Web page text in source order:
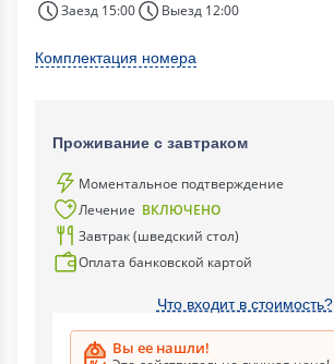
Заезд 15:00
Выезд 12:00
Комплектация номера
Проживание с завтраком
Моментальное подтверждение
Лечение ВКЛЮЧЕНО
Завтрак (шведский стол)
Оплата банковской картой
Что входит в стоимость?
Вы ее нашли!